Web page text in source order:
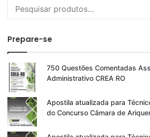
por:
Prepare-se
750 Questões Comentadas
Administrativo CREA RO
Apostila atualizada para
do Concurso Câmara de